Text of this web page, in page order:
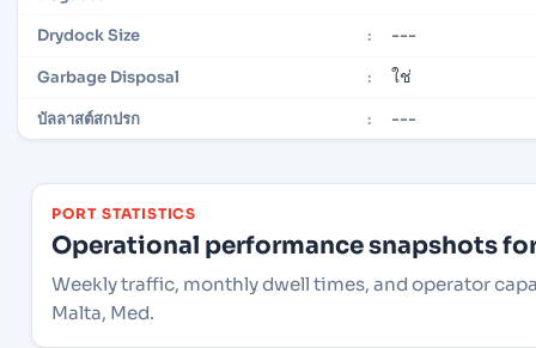
Drydock Size : ---
Garbage Disposal : ใช่
บัลลาสต์สกปรก : ---
PORT STATISTICS
Operational performance snapshots
Weekly traffic, monthly dwell times, and operator
Malta, Med.